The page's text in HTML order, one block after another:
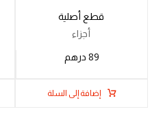
قطع أصلية
أجزاء
89 درهم
إضافة إلى السلة